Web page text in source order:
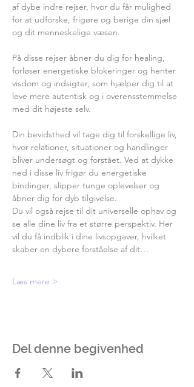
af dybe indre rejser, hvor du får mulighed
for at udforske, frigøre og berige din sjæl
og dit menneskelige væsen.
På disse rejser åbner du dig for healing,
forløser energetiske blokeringer og henter
visdom og indsigter, som hjælper dig til at
leve mere autentisk og i overensstemmelse
med dit højeste selv.
Din bevidsthed vil tage dig til forskellige liv,
hvor relationer, situationer og handlinger
bliver undersøgt og forstået. Ved at dykke
ned i disse liv frigør du energetiske
bindinger, slipper tunge oplevelser og
åbner dig for dyb tilgivelse.
Du vil også rejse til dit universelle ophav og
se alle dine liv fra et større perspektiv. Her
vil du få indblik i dine livsopgaver, hvilket
skaber en dybere forståelse af dit…
Læs mere >
Del denne begivenhed